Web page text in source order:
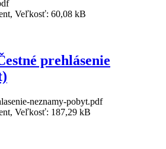
Veľkosť: 60,08 kB
prehlásenie
neznamy-pobyt.pdf
Veľkosť: 187,29 kB